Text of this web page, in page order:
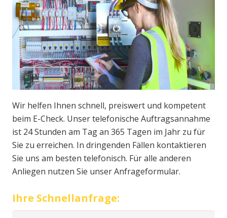
Wir helfen Ihnen schnell, preiswert und kompetent
beim E-Check. Unser telefonische Auftragsannahme
ist 24 Stunden am Tag an 365 Tagen im Jahr zu für
Sie zu erreichen. In dringenden Fällen kontaktieren
Sie uns am besten telefonisch. Für alle anderen
Anliegen nutzen Sie unser Anfrageformular.
Ihre Schnellanfrage: